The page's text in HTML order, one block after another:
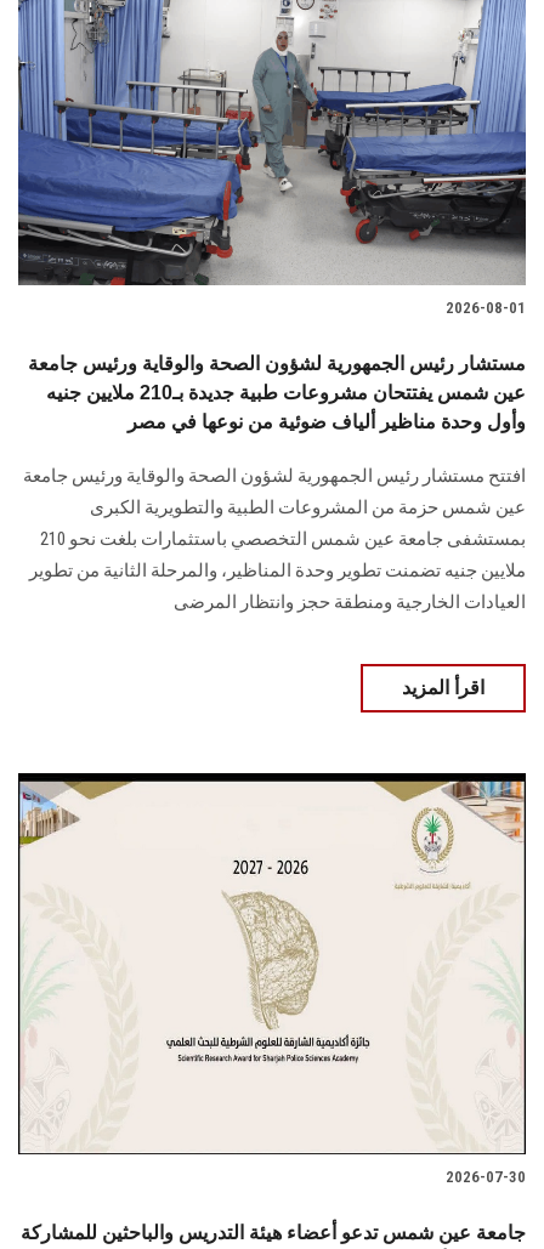
تواصل معنا
الطلاب
هيئة التدريس
الدراسات العليا
الموظفون
سجل الان
2026-08-01
مستشار رئيس الجمهورية لشؤون الصحة والوقاية ورئيس جامعة
عين شمس يفتتحان مشروعات طبية جديدة بـ210 ملايين جنيه
وأول وحدة مناظير ألياف ضوئية من نوعها في مصر
افتتح مستشار رئيس الجمهورية لشؤون الصحة والوقاية ورئيس جامعة
عين شمس حزمة من المشروعات الطبية والتطويرية الكبرى
بمستشفى جامعة عين شمس التخصصي باستثمارات بلغت نحو 210
ملايين جنيه تضمنت تطوير وحدة المناظير، والمرحلة الثانية من تطوير
العيادات الخارجية ومنطقة حجز وانتظار المرضى
اقرأ المزيد
2026-07-30
جامعة عين شمس تدعو أعضاء هيئة التدريس والباحثين للمشاركة